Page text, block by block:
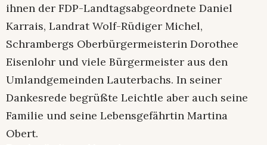
ihnen der FDP-Landtagsabgeordnete Daniel
Karrais, Landrat Wolf-Rüdiger Michel,
Schrambergs Oberbürgermeisterin Dorothee
Eisenlohr und viele Bürgermeister aus den
Umlandgemeinden Lauterbachs. In seiner
Dankesrede begrüßte Leichtle aber auch seine
Familie und seine Lebensgefährtin Martina
Obert.